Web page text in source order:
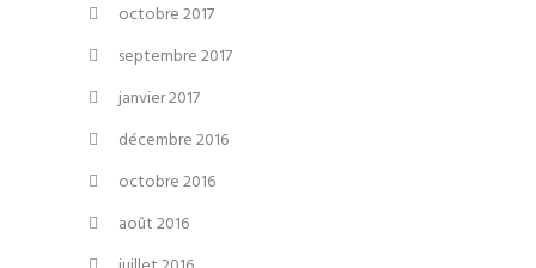
octobre 2017
septembre 2017
janvier 2017
décembre 2016
octobre 2016
août 2016